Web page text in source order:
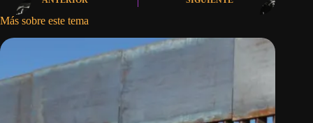
Más sobre este tema